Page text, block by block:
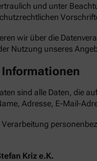
und unter
wir über die
Nutzung unseres
sind alle Daten, die
Adresse, E-Mail-
Kriz e.K.